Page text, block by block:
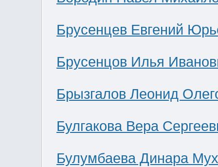
Брусенцев Евгений
Брусенцов Илья
Брызгалов Леонид
Булгакова Вера
Булумбаева Динара